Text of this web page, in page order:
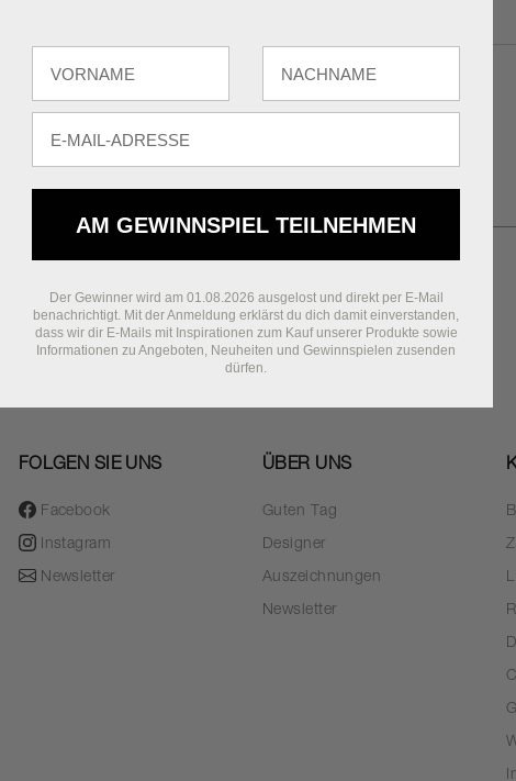
FOLGEN SIE UNS
Facebook
Instagram
Newsletter
ÜBER UNS
Guten Tag
Designer
Auszeichnungen
Newsletter
AM GEWINNSPIEL TEILNEHMEN
Der Gewinner wird am 01.08.2026 ausgelost und direkt per E-Mail
benachrichtigt. Mit der Anmeldung erklärst du dich damit einverstanden,
dass wir dir E-Mails mit Inspirationen zum Kauf unserer Produkte sowie
Informationen zu Angeboten, Neuheiten und Gewinnspielen zusenden
dürfen.